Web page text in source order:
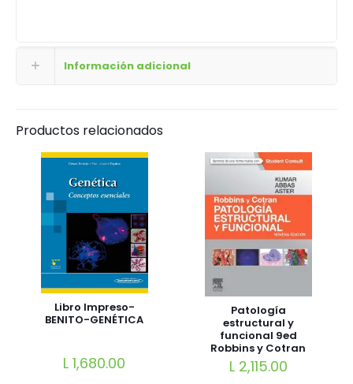
Información adicional
Productos relacionados
Libro Impreso-
BENITO-GENÉTICA
L 1,680.00
Patología
estructural y
funcional 9ed
Robbins y Cotran
¡Super precio!
L 2,115.00